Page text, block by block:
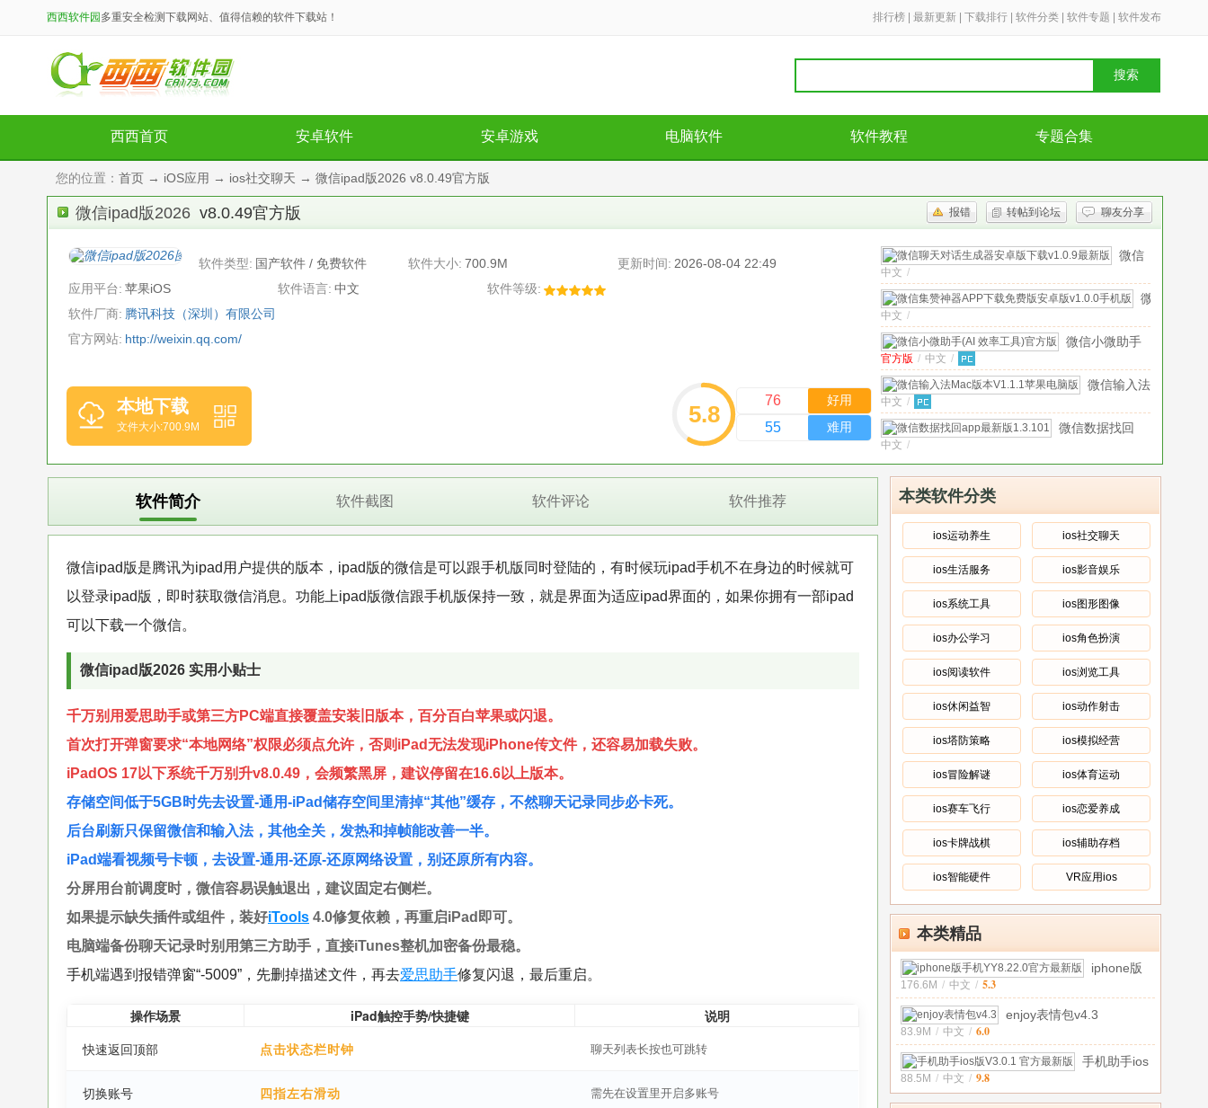
西西软件园 多重安全检测下载网站、值得信赖的软件下载站！ 排行榜 最新更新 下载排行 软件分类 软件专题 软件发布
搜索
西西首页 安卓软件 安卓游戏 电脑软件 软件教程 专题合集
您的位置： 首页 → iOS应用 → ios社交聊天 → 微信ipad版2026 v8.0.49官方版
微信ipad版2026 v8.0.49官方版 报错 转帖到论坛 聊友分享
软件类型: 国产软件 / 免费软件 软件大小: 700.9M 更新时间: 2026-08-04 22:49
应用平台: 苹果iOS 软件语言: 中文
软件等级:
软件厂商: 腾讯科技（深圳）有限公司
官方网站: http://weixin.qq.com/
本地下载
文件大小:700.9M 5.8
76 好用
55 难用
微信
对话
生成
器安
卓版
v1.0.9
版
中文 /
微
神
器
费
安
版
手
版
中文 /
微信小微助手
官方版
官方版 / 中文 /
微信输入法
V1.1.1苹
果电脑版
中文 /
微信数据找回
1.3.101
中文 /
二
模
块
app
最
版
2026
方
文
官方版 / 中文 /
微信图片自
动备份软件
V2.0.0 官方
版
中文 /
微
图
自
份
信
天
片) v2.0.0
色
中文 /
方
微信
聊天
窗口
隐藏
(保护
隐私
利
器)
绿色
版
绿色版 / 中文 /
本类软件分类
ios运动养生 ios社交聊天
ios生活服务 ios影音娱乐
ios系统工具 ios图形图像
ios办公学习 ios角色扮演
ios阅读软件 ios浏览工具
ios休闲益智 ios动作射击
ios塔防策略 ios模拟经营
ios冒险解谜 ios体育运动
ios赛车飞行 ios恋爱养成
ios卡牌战棋 ios辅助存档
ios智能硬件 VR应用ios
本类精品
iphone版
官方最新
176.6M / 中文 / 5.3
enjoy表情包v4.3
83.9M / 中文 / 6.0
手机助手ios
方最新
88.5M / 中文 / 9.8
软件简介 软件截图 软件评论 软件推荐
微信ipad版是腾讯为ipad用户提供的版本，ipad版的微信是可以跟手机版同时登陆的，有时候玩ipad手机不在身边的时候就可
以登录ipad版，即时获取微信消息。功能上ipad版微信跟手机版保持一致，就是界面为适应ipad界面的，如果你拥有一部ipad
可以下载一个微信。
微信ipad版2026 实用小贴士
千万别用爱思助手或第三方PC端直接覆盖安装旧版本，百分百白苹果或闪退。
首次打开弹窗要求“本地网络”权限必须点允许，否则iPad无法发现iPhone传文件，还容易加载失败。
iPadOS 17以下系统千万别升v8.0.49，会频繁黑屏，建议停留在16.6以上版本。
存储空间低于5GB时先去设置-通用-iPad储存空间里清掉“其他”缓存，不然聊天记录同步必卡死。
后台刷新只保留微信和输入法，其他全关，发热和掉帧能改善一半。
iPad端看视频号卡顿，去设置-通用-还原-还原网络设置，别还原所有内容。
分屏用台前调度时，微信容易误触退出，建议固定右侧栏。
如果提示缺失插件或组件，装好iTools 4.0修复依赖，再重启iPad即可。
电脑端备份聊天记录时别用第三方助手，直接iTunes整机加密备份最稳。
手机端遇到报错弹窗“-5009”，先删掉描述文件，再去爱思助手修复闪退，最后重启。
操作场景 iPad触控手势/快捷键
说明
快速返回顶部
点击状态栏时钟 聊天列表长按也可跳转
切换账号 四指左右滑动 需先在设置里开启多账号